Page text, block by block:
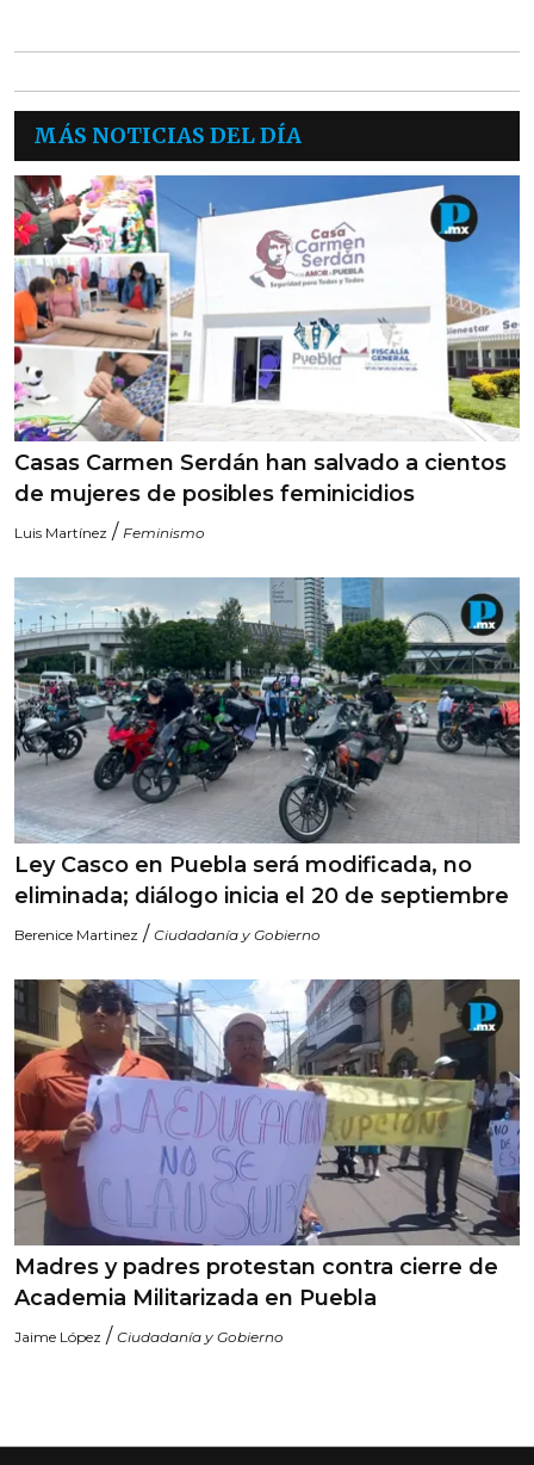
MÁS NOTICIAS DEL DÍA
Casas Carmen Serdán han salvado a cientos
de mujeres de posibles feminicidios
Luis Martínez / Feminismo
Ley Casco en Puebla será modificada, no
eliminada; diálogo inicia el 20 de septiembre
Berenice Martinez / Ciudadanía y Gobierno
Madres y padres protestan contra cierre de
Academia Militarizada en Puebla
Jaime López / Ciudadanía y Gobierno